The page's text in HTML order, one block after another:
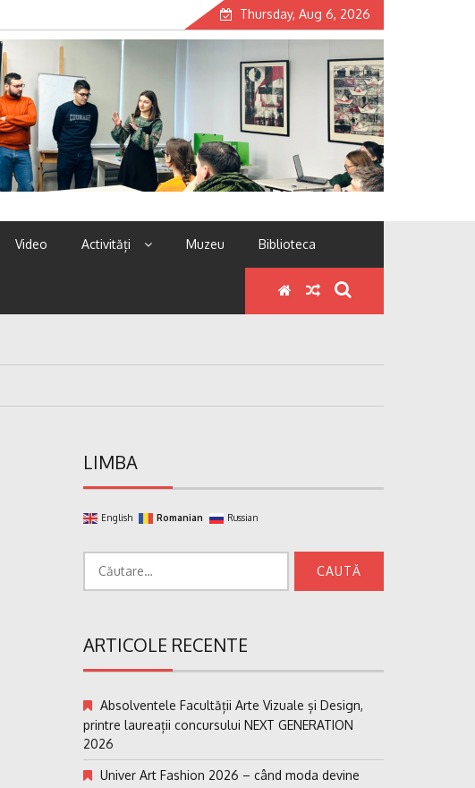
Thursday, Aug 6, 2026
Video Activități Muzeu Biblioteca
LIMBA
English Romanian Russian
după:
ARTICOLE RECENTE
Absolventele Facultății Arte Vizuale și Design,
printre laureații concursului NEXT GENERATION
2026
Univer Art Fashion 2026 – când moda devine